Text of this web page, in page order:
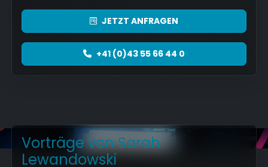
JETZT ANFRAGEN
+41 (0)43 55 66 44 0
Vorträge von Sarah
Lewandowski